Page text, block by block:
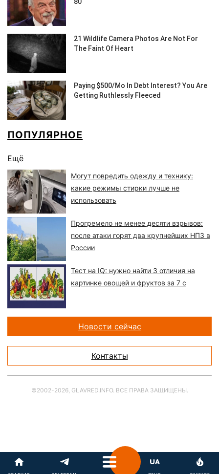
ПОПУЛЯРНОЕ
Ещё
Могут повредить одежду и технику:
какие режимы стирки лучше не
использовать
Прогремело не менее десяти взрывов:
после атаки горят два крупнейших НПЗ в
России
Тест на IQ: нужно найти 3 отличия на
картинке овощей и фруктов за 7 с
Новости сейчас
Контакты
©2002-2026, GLAVRED.INFO. ВСЕ ПРАВА ЗАЩИЩЕНЫ.